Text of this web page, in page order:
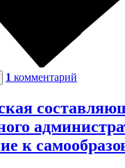
1 комментарий
к